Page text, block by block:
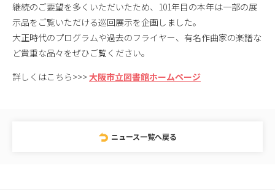
継続のご要望を多くいただいたため、101年目の本年は一部の展
示品をご覧いただける巡回展示を企画しました。
大正時代のプログラムや過去のフライヤー、有名作曲家の楽譜な
ど貴重な品々をぜひご覧ください。
詳しくはこちら>>>大阪市立図書館ホームページ
ニュース一覧へ戻る